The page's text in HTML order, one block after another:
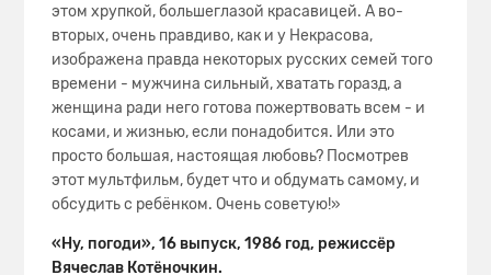
этом хрупкой, большеглазой красавицей. А во-
вторых, очень правдиво, как и у Некрасова,
изображена правда некоторых русских семей того
времени - мужчина сильный, хватать горазд, а
женщина ради него готова пожертвовать всем - и
косами, и жизнью, если понадобится. Или это
просто большая, настоящая любовь? Посмотрев
этот мультфильм, будет что и обдумать самому, и
обсудить с ребёнком. Очень советую!»
«Ну, погоди», 16 выпуск, 1986 год, режиссёр
Вячеслав Котёночкин.